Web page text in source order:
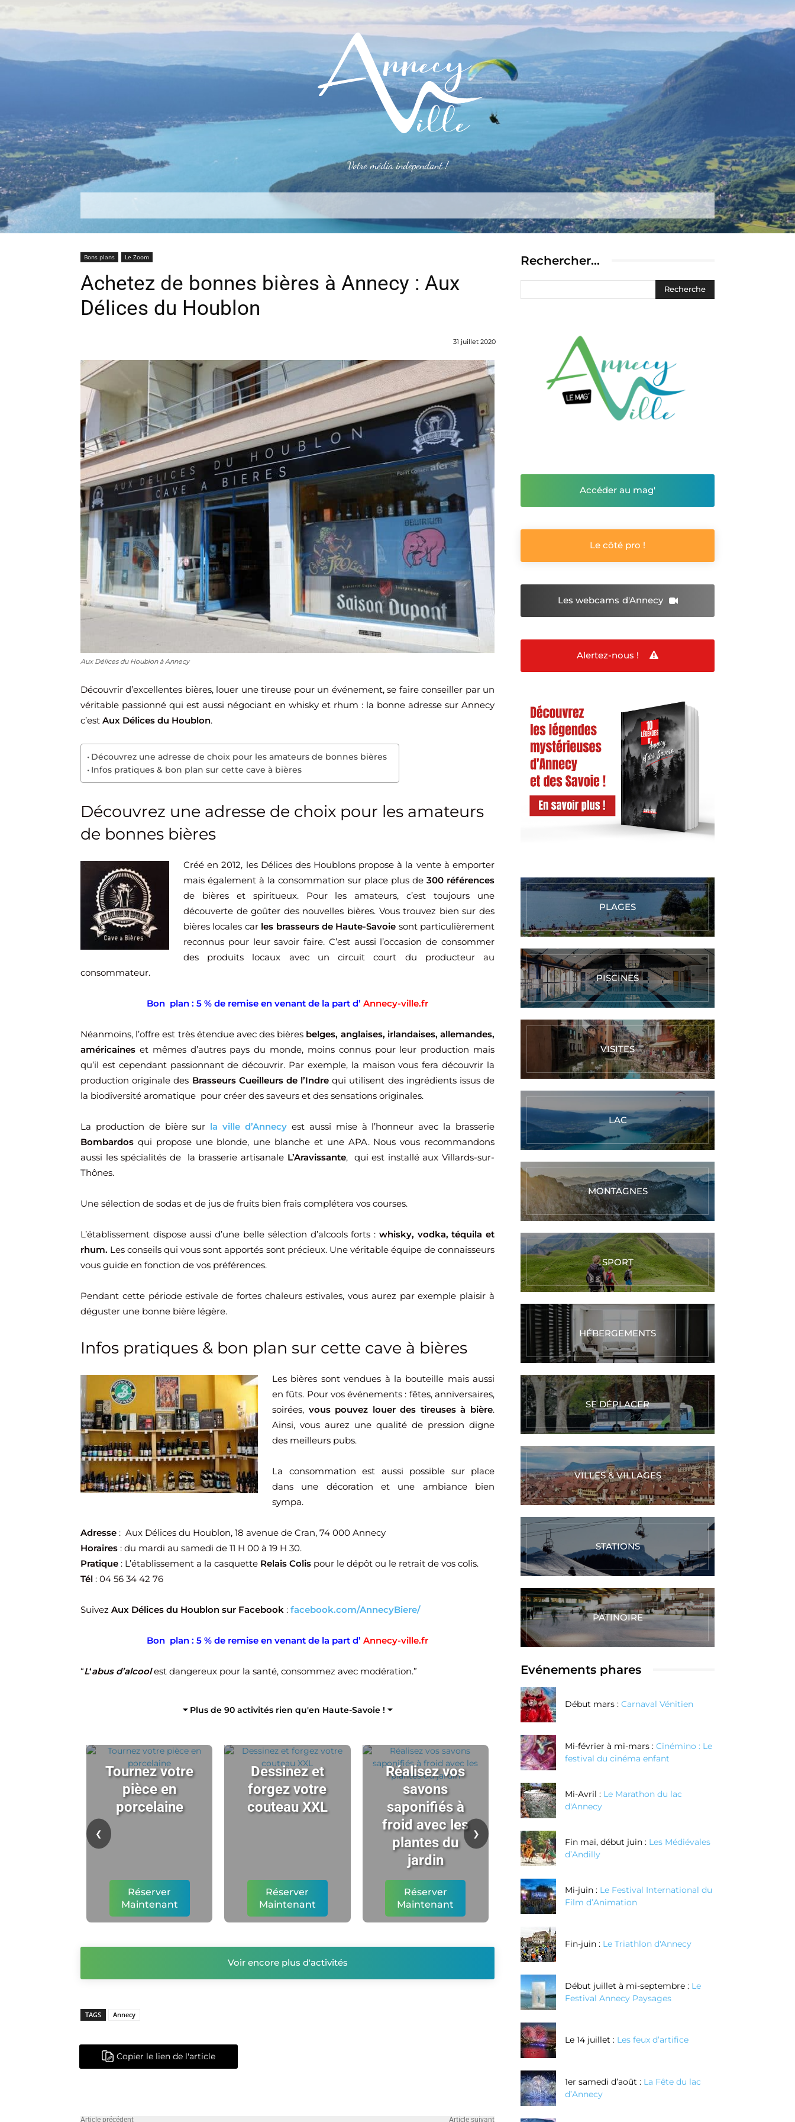
Votre média indépendant !
Alertez-nous Plus
Bons plans Le Zoom
Achetez de bonnes bières à Annecy : Aux
Délices du Houblon
31 juillet 2020
Aux Délices du Houblon à Annecy
Découvrir d’excellentes bières, louer une tireuse pour un événement, se faire conseiller par un
véritable passionné qui est aussi négociant en whisky et rhum : la bonne adresse sur Annecy
c’est Aux Délices du Houblon.
Découvrez une adresse de choix pour les amateurs de bonnes bières
Infos pratiques & bon plan sur cette cave à bières
Découvrez une adresse de choix pour les amateurs
de bonnes bières
Créé en 2012, les Délices des Houblons propose à la vente à emporter
mais également à la consommation sur place plus de 300 références
de bières et spiritueux. Pour les amateurs, c’est toujours une
découverte de goûter des nouvelles bières. Vous trouvez bien sur des
bières locales car les brasseurs de Haute-Savoie sont particulièrement
reconnus pour leur savoir faire. C’est aussi l’occasion de consommer
des produits locaux avec un circuit court du producteur au
consommateur.
Bon plan : 5 % de remise en venant de la part d’ Annecy-ville.fr
Néanmoins, l’offre est très étendue avec des bières belges, anglaises, irlandaises, allemandes,
américaines et mêmes d’autres pays du monde, moins connus pour leur production mais
qu’il est cependant passionnant de découvrir. Par exemple, la maison vous fera découvrir la
production originale des Brasseurs Cueilleurs de l’Indre qui utilisent des ingrédients issus de
la biodiversité aromatique pour créer des saveurs et des sensations originales.
La production de bière sur la ville d’Annecy est aussi mise à l’honneur avec la brasserie
Bombardos qui propose une blonde, une blanche et une APA. Nous vous recommandons
aussi les spécialités de la brasserie artisanale L’Aravissante, qui est installé aux Villards-sur-
Thônes.
Une sélection de sodas et de jus de fruits bien frais complétera vos courses.
L’établissement dispose aussi d’une belle sélection d’alcools forts : whisky, vodka, téquila et
rhum. Les conseils qui vous sont apportés sont précieux. Une véritable équipe de connaisseurs
vous guide en fonction de vos préférences.
Pendant cette période estivale de fortes chaleurs estivales, vous aurez par exemple plaisir à
déguster une bonne bière légère.
Infos pratiques & bon plan sur cette cave à bières
Les bières sont vendues à la bouteille mais aussi
en fûts. Pour vos événements : fêtes, anniversaires,
soirées, vous pouvez louer des tireuses à bière.
Ainsi, vous aurez une qualité de pression digne
des meilleurs pubs.
La consommation est aussi possible sur place
dans une décoration et une ambiance bien
sympa.
Adresse : Aux Délices du Houblon, 18 avenue de Cran, 74 000 Annecy
Horaires : du mardi au samedi de 11 H 00 à 19 H 30.
Pratique : L’établissement a la casquette Relais Colis pour le dépôt ou le retrait de vos colis.
Tél : 04 56 34 42 76
Suivez Aux Délices du Houblon sur Facebook : facebook.com/AnnecyBiere/
Bon plan : 5 % de remise en venant de la part d’ Annecy-ville.fr
“L‘abus d’alcoolest dangereux pour la santé, consommez avec modération.”
⏷ Plus de 90 activités rien qu'en Haute-Savoie ! ⏷
Tournez votre
pièce en
porcelaine
Réserver
Maintenant
Dessinez et
forgez votre
couteau XXL
Réserver
Maintenant
Réalisez vos
savons
saponifiés à
froid avec les
plantes du
jardin
Réserver
Maintenant
Réalisez vos
couteaux au
choix grâce à la
l'enlèvement de
matière
Réserver
Maintenant
bague en
Réserver
❮ ❯
Voir encore plus d'activités
TAGS Annecy
Copier le lien de l'article
Article précédent Article suivant
Rechercher…
Accéder au mag'
Le côté pro !
Les webcams d'Annecy
Alertez-nous !
PLAGES
PISCINES
VISITES
LAC
MONTAGNES
SPORT
HÉBERGEMENTS
SE DÉPLACER
VILLES & VILLAGES
STATIONS
PATINOIRE
Evénements phares
Début mars : Carnaval Vénitien
Mi-février à mi-mars : Cinémino : Le
festival du cinéma enfant
Mi-Avril : Le Marathon du lac
d'Annecy
Fin mai, début juin : Les Médiévales
d’Andilly
Mi-juin : Le Festival International du
Film d’Animation
Fin-juin : Le Triathlon d'Annecy
Début juillet à mi-septembre : Le
Festival Annecy Paysages
Le 14 juillet : Les feux d’artifice
1er samedi d’août : La Fête du lac
d’Annecy